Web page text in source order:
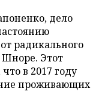
дело
радикального
Шноре. Этот
в 2017 году
проживающих